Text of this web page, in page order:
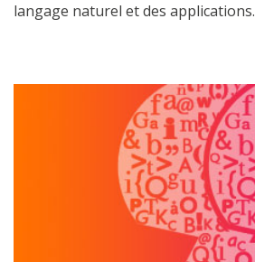
langage naturel et des applications.